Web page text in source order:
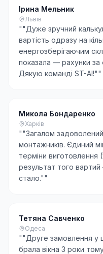
Ірина Мельник
Львів
""Дуже зручний
вартість одразу на
енергозберігаючим
показала — рахунки за
Дякую команді ST-AI!""
Микола Бондаренко
Харків
""Загалом
монтажників. Єдиний
терміни виготовлення
результат того вартий
стало.""
Тетяна Савченко
Одеса
""Друге замовлення у
брала вікна 3 роки